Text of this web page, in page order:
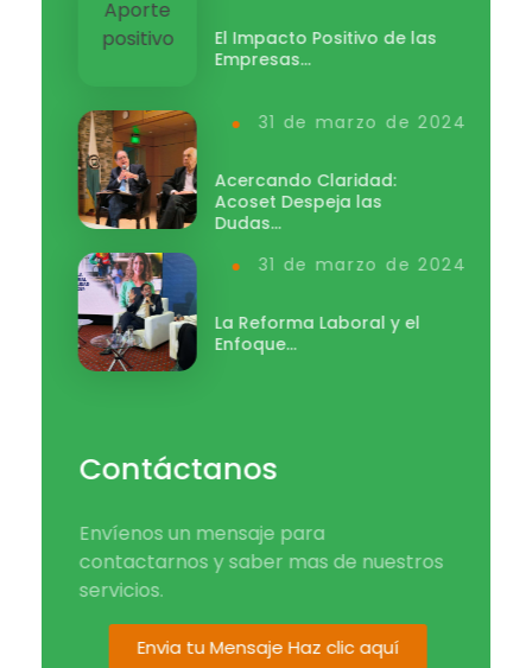
El Impacto Positivo de las
Empresas…
31 de marzo de 2024
Acercando Claridad:
Acoset Despeja las
Dudas…
31 de marzo de 2024
La Reforma Laboral y el
Enfoque…
Contáctanos
Envíenos un mensaje para
contactarnos y saber mas de nuestros
servicios.
Envia tu Mensaje Haz clic aquí